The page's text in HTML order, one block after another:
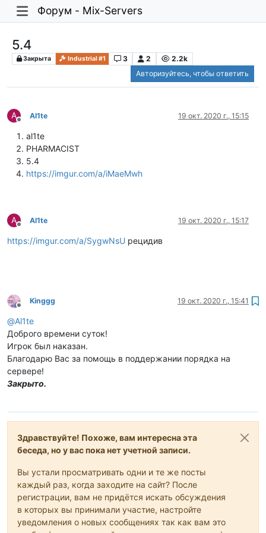
Форум - Mix-Servers
5.4
Закрыта Industrial #1 3 2
2.2k
Авторизуйтесь, чтобы ответить
A
Не в сети
Al1te 19 окт. 2020 г., 15:15
al1te
PHARMACIST
5.4
https://imgur.com/a/iMaeMwh
A
Не в сети
Al1te 19 окт. 2020 г., 15:17
https://imgur.com/a/SygwNsU рецидив
Не в сети
Kinggg 19 окт. 2020 г., 15:41
@Al1te
Доброго времени суток!
Игрок был наказан.
Благодарю Вас за помощь в поддержании порядка на
сервере!
Закрыто.
Здравствуйте! Похоже, вам интересна эта
беседа, но у вас пока нет учетной записи.
Вы устали просматривать одни и те же посты
каждый раз, когда заходите на сайт? После
регистрации, вам не придётся искать обсуждения
в которых вы принимали участие, настройте
уведомления о новых сообщениях так как вам это